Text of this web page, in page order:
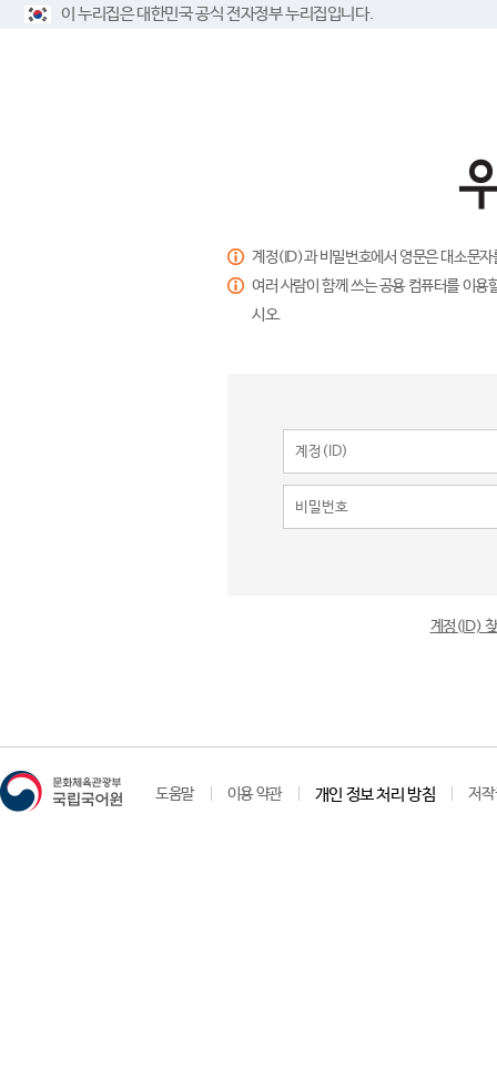
이 누리집은 대한민국 공식 전자정부 누리집입니다.
계정(ID)과 비밀번호에서 영문은 대소문
여러 사람이 함께 쓰는 공용 컴퓨터를 이
시오.
계정(ID)
도움말 이용 약관 개인 정보 처리 방침 저